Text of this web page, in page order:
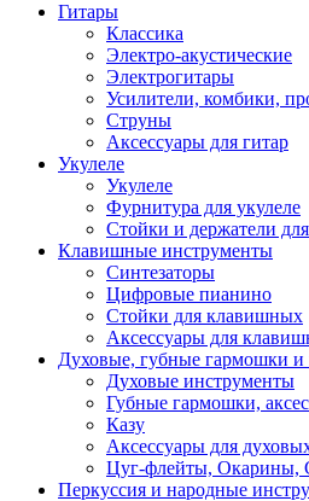
Гитары
Классика
Электро-акустические
Электрогитары
Усилители, комбики,
Струны
Аксессуары для гитар
Укулеле
Укулеле
Фурнитура для укулеле
Стойки и держатели
Клавишные инструменты
Синтезаторы
Цифровые пианино
Стойки для клавишных
Аксессуары для
Духовые, губные гармошки и
Духовые инструменты
Губные гармошки,
Казу
Аксессуары для
Цуг-флейты, Окарины,
Перкуссия и народные